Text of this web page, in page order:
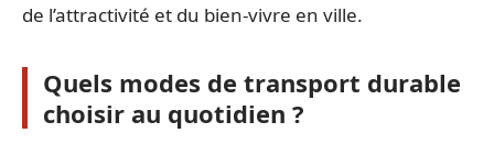
de l’attractivité et du bien-vivre en ville.
Quels modes de transport durable
choisir au quotidien ?